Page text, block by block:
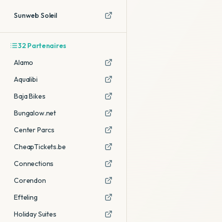
Sunweb Soleil
32 Partenaires
Alamo
Aqualibi
Baja Bikes
Bungalow.net
Center Parcs
CheapTickets.be
Connections
Corendon
Efteling
Holiday Suites